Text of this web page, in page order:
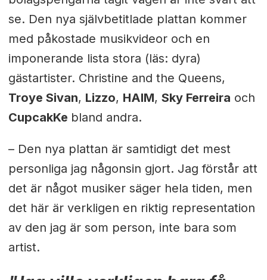
se. Den nya självbetitlade plattan kommer
med påkostade musikvideor och en
imponerande lista stora (läs: dyra)
gästartister. Christine and the Queens,
Troye Sivan, Lizzo, HAIM, Sky Ferreira och
CupcakKe bland andra.
– Den nya plattan är samtidigt det mest
personliga jag någonsin gjort. Jag förstår att
det är något musiker säger hela tiden, men
det här är verkligen en riktig representation
av den jag är som person, inte bara som
artist.